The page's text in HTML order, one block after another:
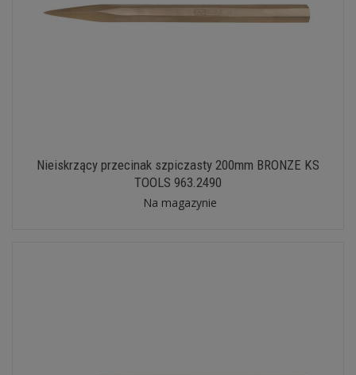
Nieiskrzący przecinak szpiczasty 200mm BRONZE KS
TOOLS 963.2490
Na magazynie